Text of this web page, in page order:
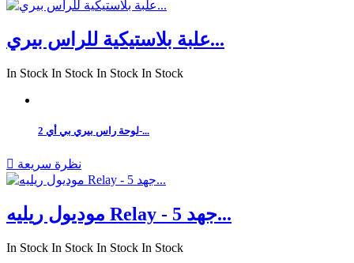
علبة بلاستيكية للراس بيري...
In Stock In Stock In Stock In Stock
لوحة راس بيري بي أي 2-...
 نظرة سريعة
موديول ريليه Relay - جهد 5...
In Stock In Stock In Stock In Stock